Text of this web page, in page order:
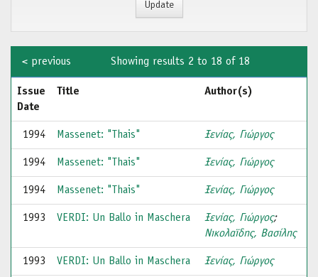
Showing results 2 to 18 of 18
< previous
Issue
Date
Title Author(s)
1994 Massenet: "Thais" Ξενίας, Γιώργος
1994 Massenet: "Thais" Ξενίας, Γιώργος
1994 Massenet: "Thais" Ξενίας, Γιώργος
1993 VERDI: Un Ballo in Maschera Ξενίας, Γιώργος;
Νικολαϊδης, Βασίλης
1993 VERDI: Un Ballo in Maschera Ξενίας, Γιώργος